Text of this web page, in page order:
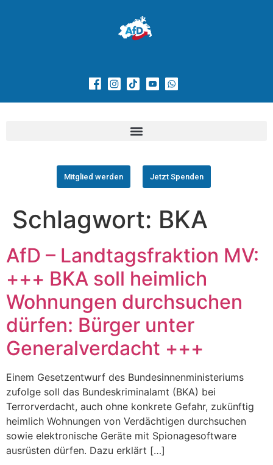
Mitglied werden Jetzt Spenden
Schlagwort: BKA
AfD – Landtagsfraktion MV:
+++ BKA soll heimlich
Wohnungen durchsuchen
dürfen: Bürger unter
Generalverdacht +++
Einem Gesetzentwurf des Bundesinnenministeriums
zufolge soll das Bundeskriminalamt (BKA) bei
Terrorverdacht, auch ohne konkrete Gefahr, zukünftig
heimlich Wohnungen von Verdächtigen durchsuchen
sowie elektronische Geräte mit Spionagesoftware
ausrüsten dürfen. Dazu erklärt […]